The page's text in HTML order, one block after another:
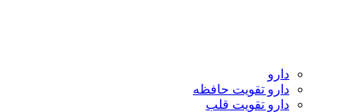
دارو
دارو تقویت حافظه
دارو تقویت قلب